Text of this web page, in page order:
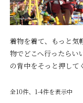
着物を着て、もっと気
物でどこへ行ったらい
の背中をそっと押し
全10件、1-4件を表示中